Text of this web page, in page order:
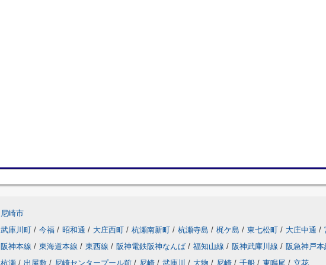
尼崎市
武庫川町 / 今福 / 昭和通 / 大庄西町 / 杭瀬南新町 / 杭瀬寺島 / 梶ケ島 / 東七松町 / 大庄中通 /
阪神本線 / 東海道本線 / 東西線 / 阪神電鉄阪神なんば / 福知山線 / 阪神武庫川線 / 阪急神戸本
杭瀬 / 出屋敷 / 尼崎センタープール前 / 尼崎 / 武庫川 / 大物 / 尼崎 / 千船 / 東鳴尾 / 立花